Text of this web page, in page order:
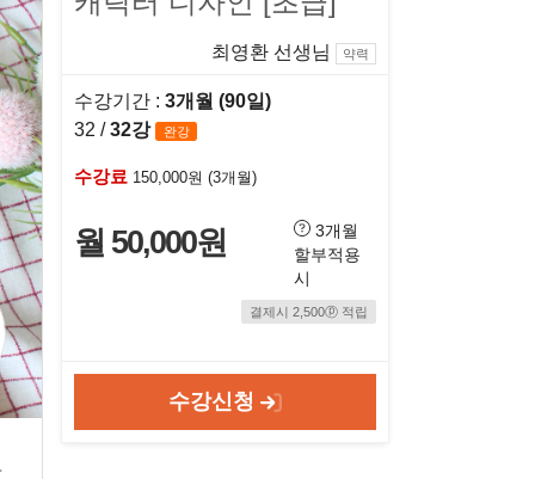
최영환 선생님 약력
수강기간 : 3개월 (90일)
32 /32강 완강
수강료 150,000원 (3개월)
월 50,000원
3개월
할부적용
시
결제시 2,500ⓟ 적립
수강신청